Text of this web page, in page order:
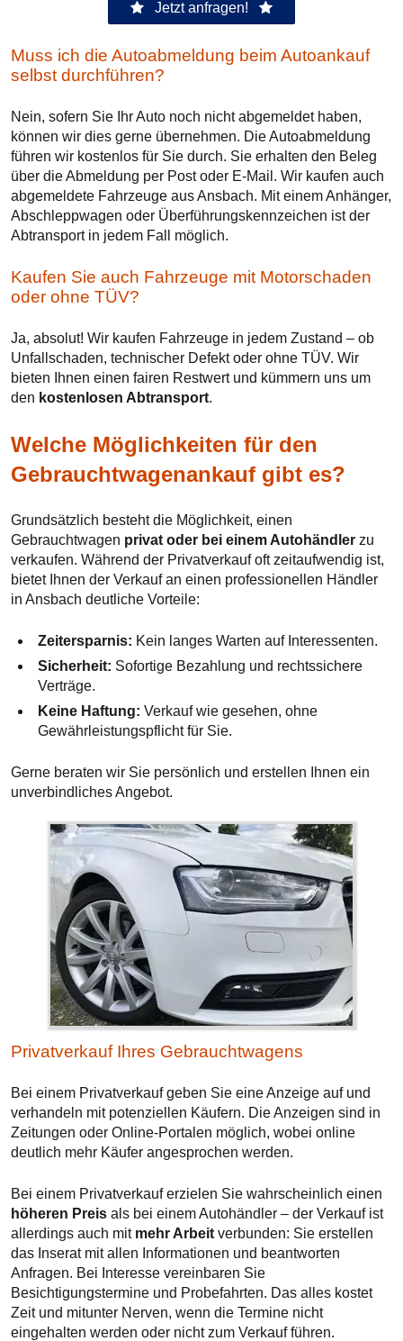
Jetzt anfragen!
Muss ich die Autoabmeldung beim Autoankauf
selbst durchführen?
Nein, sofern Sie Ihr Auto noch nicht abgemeldet haben,
können wir dies gerne übernehmen. Die Autoabmeldung
führen wir kostenlos für Sie durch. Sie erhalten den Beleg
über die Abmeldung per Post oder E-Mail. Wir kaufen auch
abgemeldete Fahrzeuge aus Ansbach. Mit einem Anhänger,
Abschleppwagen oder Überführungskennzeichen ist der
Abtransport in jedem Fall möglich.
Kaufen Sie auch Fahrzeuge mit Motorschaden
oder ohne TÜV?
Ja, absolut! Wir kaufen Fahrzeuge in jedem Zustand – ob
Unfallschaden, technischer Defekt oder ohne TÜV. Wir
bieten Ihnen einen fairen Restwert und kümmern uns um
den kostenlosen Abtransport.
Welche Möglichkeiten für den
Gebrauchtwagenankauf gibt es?
Grundsätzlich besteht die Möglichkeit, einen
Gebrauchtwagen privat oder bei einem Autohändler zu
verkaufen. Während der Privatverkauf oft zeitaufwendig ist,
bietet Ihnen der Verkauf an einen professionellen Händler
in Ansbach deutliche Vorteile:
Zeitersparnis: Kein langes Warten auf Interessenten.
Sicherheit: Sofortige Bezahlung und rechtssichere
Verträge.
Keine Haftung: Verkauf wie gesehen, ohne
Gewährleistungspflicht für Sie.
Gerne beraten wir Sie persönlich und erstellen Ihnen ein
unverbindliches Angebot.
Privatverkauf Ihres Gebrauchtwagens
Bei einem Privatverkauf geben Sie eine Anzeige auf und
verhandeln mit potenziellen Käufern. Die Anzeigen sind in
Zeitungen oder Online-Portalen möglich, wobei online
deutlich mehr Käufer angesprochen werden.
Bei einem Privatverkauf erzielen Sie wahrscheinlich einen
höheren Preis als bei einem Autohändler – der Verkauf ist
allerdings auch mit mehr Arbeit verbunden: Sie erstellen
das Inserat mit allen Informationen und beantworten
Anfragen. Bei Interesse vereinbaren Sie
Besichtigungstermine und Probefahrten. Das alles kostet
Zeit und mitunter Nerven, wenn die Termine nicht
eingehalten werden oder nicht zum Verkauf führen.